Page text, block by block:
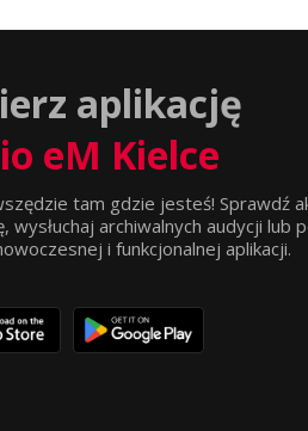
aplikację
eM Kielce
tam gdzie jesteś! Sprawdź
wysłuchaj archiwalnych audycji lub
i funkcjonalnej aplikacji.